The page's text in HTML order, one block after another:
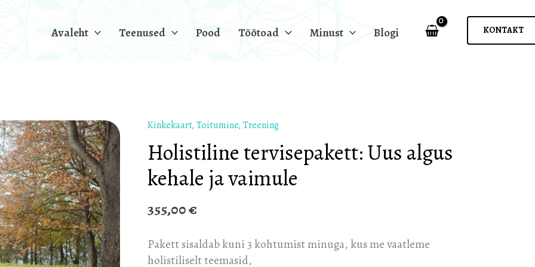
Avaleht Teenused Pood Töötoad Minust Blogi KONTAKT
Kinkekaart, Toitumine, Treening
Holistiline tervisepakett: Uus algus
kehale ja vaimule
355,00€
Pakett sisaldab kuni 3 kohtumist minuga, kus me vaatleme
holistiliselt teemasid,
Holistiline
tervisepakett:
Uus
algus
ja
kogus
kehale